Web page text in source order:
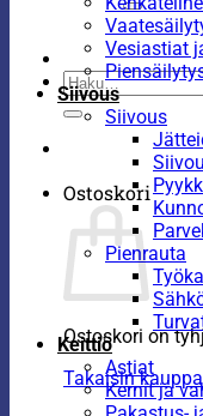
Etsi:
Ostoskori
Ostoskori on
Takaisin
Vesiastiat
Siivous
Siivous
Pienrauta
Keittiö
Astiat
Kernit ja